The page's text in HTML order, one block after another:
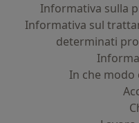
Informativa sulla
Informativa sul
determinati
In che